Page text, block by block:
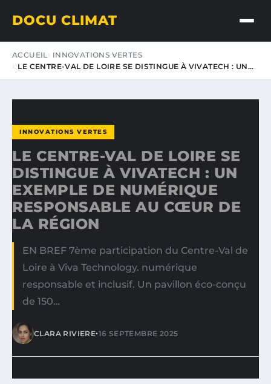
DOCU CLIMAT
ACCUEIL
INNOVATIONS VERTES
LE CENTRE-VAL DE LOIRE SE DISTINGUE À VIVATECH : UN…
INNOVATIONS VERTES
LE CENTRE-VAL DE LOIRE SE
DISTINGUE À VIVATECH : UN
EXEMPLE DE NUMÉRIQUE
RESPONSABLE AU CŒUR DE
LA RÉGION
EN BREF 7ème participation du Centre-Val de
Loire à Viva Technology. numérique
responsable et inclusif. Un pavillon éco-conçu
de 150…
CLARA RIVIERE•16 SEPTEMBRE 2025